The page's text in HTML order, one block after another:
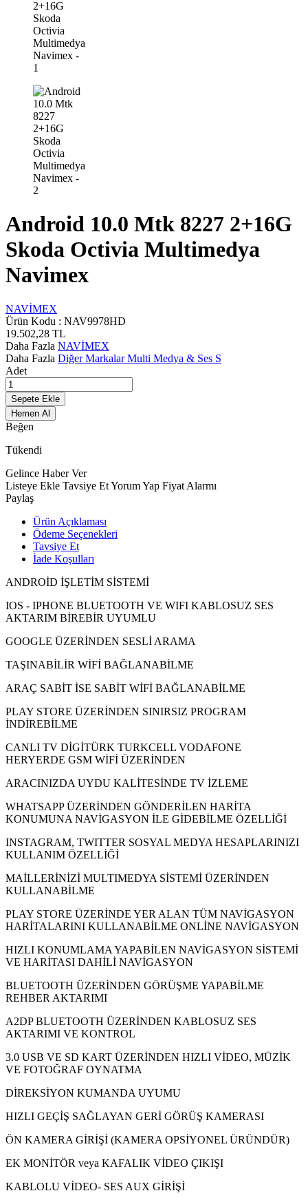
Android 10.0 Mtk 8227 2+16G
Skoda Octivia Multimedya
Navimex
NAVİMEX
Ürün Kodu : NAV9978HD
19.502,28 TL
Daha Fazla NAVİMEX
Daha Fazla Diğer Markalar Multi Medya & Ses S
Adet
Sepete Ekle
Hemen Al
Beğen
Tükendi
Gelince Haber Ver
Listeye Ekle Tavsiye EtYorum Yap Fiyat Alarmı
Paylaş
Ürün Açıklaması
Ödeme Seçenekleri
Tavsiye Et
İade Koşulları
ANDROİD İŞLETİM SİSTEMİ
IOS - IPHONE BLUETOOTH VE WIFI KABLOSUZ SES
AKTARIM BİREBİR UYUMLU
GOOGLE ÜZERİNDEN SESLİ ARAMA
TAŞINABİLİR WİFİ BAĞLANABİLME
ARAÇ SABİT İSE SABİT WİFİ BAĞLANABİLME
PLAY STORE ÜZERİNDEN SINIRSIZ PROGRAM
İNDİREBİLME
CANLI TV DİGİTÜRK TURKCELL VODAFONE
HERYERDE GSM WİFİ ÜZERİNDEN
ARACINIZDA UYDU KALİTESİNDE TV İZLEME
WHATSAPP ÜZERİNDEN GÖNDERİLEN HARİTA
KONUMUNA NAVİGASYON İLE GİDEBİLME ÖZELLİĞİ
INSTAGRAM, TWITTER SOSYAL MEDYA HESAPLARINIZI
KULLANIM ÖZELLİĞİ
MAİLLERİNİZİ MULTIMEDYA SİSTEMİ ÜZERİNDEN
KULLANABİLME
PLAY STORE ÜZERİNDE YER ALAN TÜM NAVİGASYON
HARİTALARINI KULLANABİLME ONLİNE NAVİGASYON
HIZLI KONUMLAMA YAPABİLEN NAVİGASYON SİSTEMİ
VE HARİTASI DAHİLİ NAVİGASYON
BLUETOOTH ÜZERİNDEN GÖRÜŞME YAPABİLME
REHBER AKTARIMI
A2DP BLUETOOTH ÜZERİNDEN KABLOSUZ SES
AKTARIMI VE KONTROL
3.0 USB VE SD KART ÜZERİNDEN HIZLI VİDEO, MÜZİK
VE FOTOĞRAF OYNATMA
DİREKSİYON KUMANDA UYUMU
HIZLI GEÇİŞ SAĞLAYAN GERİ GÖRÜŞ KAMERASI
ÖN KAMERA GİRİŞİ (KAMERA OPSİYONEL ÜRÜNDÜR)
EK MONİTÖR veya KAFALIK VİDEO ÇIKIŞI
KABLOLU VİDEO- SES AUX GİRİŞİ